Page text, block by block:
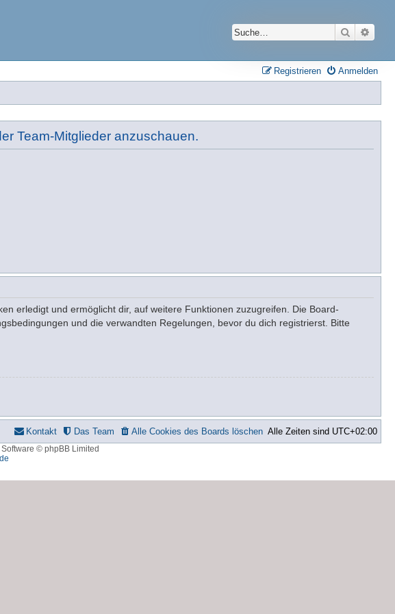
Suche
Anmelden
Registrieren
Team-Mitglieder anzuschauen.
erledigt und ermöglicht dir, auf weitere Funktionen zuzugreifen. Die Board-
und die verwandten Regelungen, bevor du dich registrierst. Bitte
Alle Zeiten sind UTC+02:00
Alle Cookies des Boards löschen
Das Team
Kontakt
© phpBB Limited